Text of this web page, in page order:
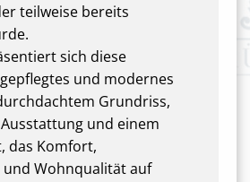
teilweise bereits
sich diese
und modernes
Grundriss,
und einem
das Komfort,
Wohnqualität auf